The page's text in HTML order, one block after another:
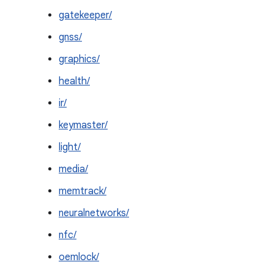
gatekeeper/
gnss/
graphics/
health/
ir/
keymaster/
light/
media/
memtrack/
neuralnetworks/
nfc/
oemlock/